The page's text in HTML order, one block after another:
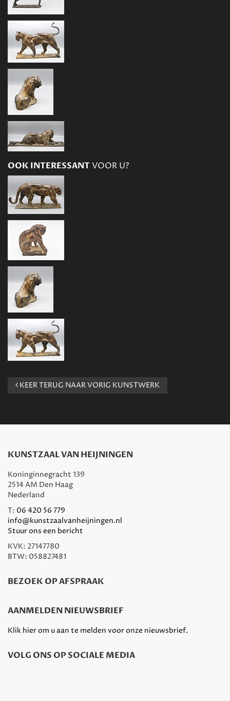
OOK INTERESSANTVOOR U?
KEER TERUG NAAR VORIG KUNSTWERK
KUNSTZAAL VAN HEIJNINGEN
Koninginnegracht 139
2514 AM Den Haag
Nederland
T: 06 420 56 779
info@kunstzaalvanheijningen.nl
Stuur ons een bericht
KVK: 27147780
BTW: 058827481
BEZOEK OP AFSPRAAK
AANMELDEN NIEUWSBRIEF
Klik hier om u aan te melden voor onze nieuwsbrief.
VOLG ONS OP SOCIALE MEDIA